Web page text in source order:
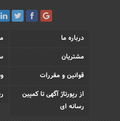
درباره ما
مشتریان
قوانین و مقررات
از رپورتاژ آگهی تا کمپین
رسانه ای